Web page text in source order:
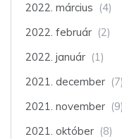
2022. március (4)
2022. február (2)
2022. január (1)
2021. december (7)
2021. november (9)
2021. október (8)